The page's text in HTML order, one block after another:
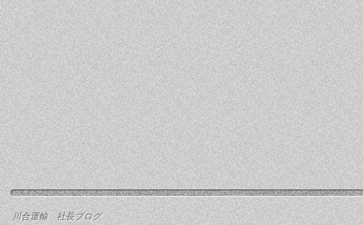
川合運輸 社長ブログ